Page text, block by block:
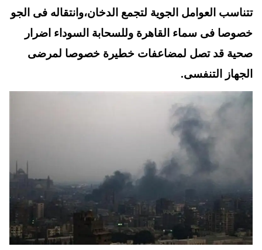
تتناسب العوامل الجوية لتجمع الدخان،وانتقاله فى الجو
خصوصا فى سماء القاهرة وللسحابة السوداء اضرار
صحية قد تصل لمضاعفات خطيرة خصوصا لمرضى
الجهاز التنفسى.